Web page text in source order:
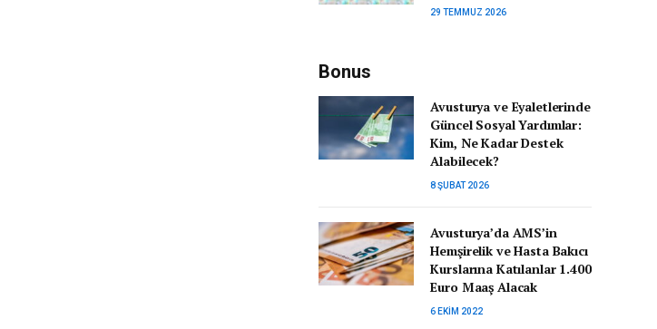
29 TEMMUZ 2026
Bonus
Avusturya ve Eyaletlerinde
Güncel Sosyal Yardımlar:
Kim, Ne Kadar Destek
Alabilecek?
8 ŞUBAT 2026
Avusturya’da AMS’in
Hemşirelik ve Hasta Bakıcı
Kurslarına Katılanlar 1.400
Euro Maaş Alacak
6 EKIM 2022